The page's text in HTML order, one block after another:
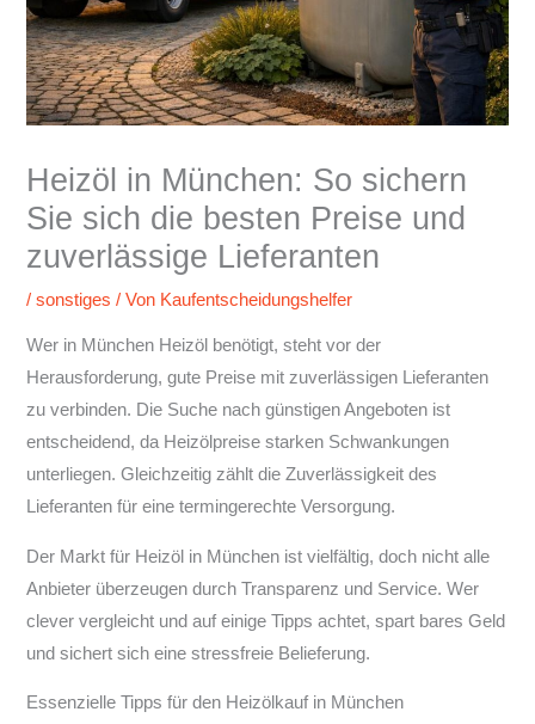
Heizöl in München: So sichern
Sie sich die besten Preise und
zuverlässige Lieferanten
/sonstiges / Von Kaufentscheidungshelfer
Wer in München Heizöl benötigt, steht vor der
Herausforderung, gute Preise mit zuverlässigen Lieferanten
zu verbinden. Die Suche nach günstigen Angeboten ist
entscheidend, da Heizölpreise starken Schwankungen
unterliegen. Gleichzeitig zählt die Zuverlässigkeit des
Lieferanten für eine termingerechte Versorgung.
Der Markt für Heizöl in München ist vielfältig, doch nicht alle
Anbieter überzeugen durch Transparenz und Service. Wer
clever vergleicht und auf einige Tipps achtet, spart bares Geld
und sichert sich eine stressfreie Belieferung.
Essenzielle Tipps für den Heizölkauf in München